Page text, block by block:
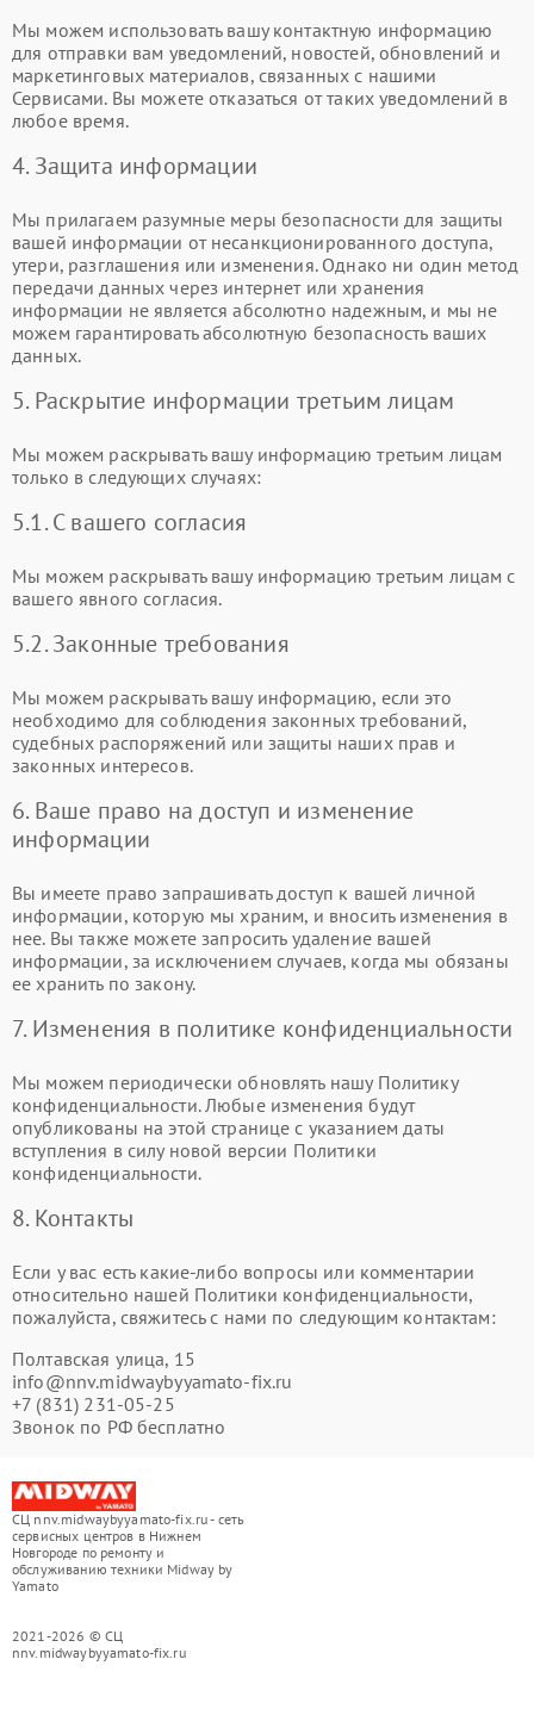
Мы можем использовать вашу контактную информацию
для отправки вам уведомлений, новостей, обновлений и
маркетинговых материалов, связанных с нашими
Сервисами. Вы можете отказаться от таких уведомлений в
любое время.
4. Защита информации
Мы прилагаем разумные меры безопасности для защиты
вашей информации от несанкционированного доступа,
утери, разглашения или изменения. Однако ни один метод
передачи данных через интернет или хранения
информации не является абсолютно надежным, и мы не
можем гарантировать абсолютную безопасность ваших
данных.
5. Раскрытие информации третьим лицам
Мы можем раскрывать вашу информацию третьим лицам
только в следующих случаях:
5.1. С вашего согласия
Мы можем раскрывать вашу информацию третьим лицам с
вашего явного согласия.
5.2. Законные требования
Мы можем раскрывать вашу информацию, если это
необходимо для соблюдения законных требований,
судебных распоряжений или защиты наших прав и
законных интересов.
6. Ваше право на доступ и изменение
информации
Вы имеете право запрашивать доступ к вашей личной
информации, которую мы храним, и вносить изменения в
нее. Вы также можете запросить удаление вашей
информации, за исключением случаев, когда мы обязаны
ее хранить по закону.
7. Изменения в политике конфиденциальности
Мы можем периодически обновлять нашу Политику
конфиденциальности. Любые изменения будут
опубликованы на этой странице с указанием даты
вступления в силу новой версии Политики
конфиденциальности.
8. Контакты
Если у вас есть какие-либо вопросы или комментарии
относительно нашей Политики конфиденциальности,
пожалуйста, свяжитесь с нами по следующим контактам:
Полтавская улица, 15
info@nnv.midwaybyyamato-fix.ru
+7 (831) 231-05-25
Звонок по РФ бесплатно
СЦ nnv.midwaybyyamato-fix.ru - сеть
сервисных центров в Нижнем
Новгороде по ремонту и
обслуживанию техники Midway by
Yamato
2021-2026 © СЦ
nnv.midwaybyyamato-fix.ru